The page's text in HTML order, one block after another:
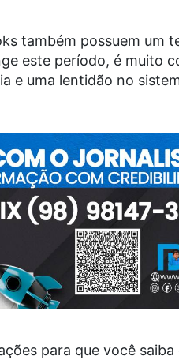
também possuem um
este período, é muito
e uma lentidão no
para que você saiba